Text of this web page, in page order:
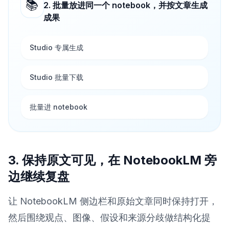
📚 2. 批量放进同一个 notebook，并按文章生成
成果
Studio 专属生成
Studio 批量下载
批量进 notebook
3. 保持原文可见，在 NotebookLM 旁
边继续复盘
让 NotebookLM 侧边栏和原始文章同时保持打开，
然后围绕观点、图像、假设和来源分歧做结构化提